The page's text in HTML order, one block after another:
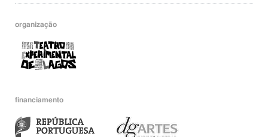
organização
financiamento